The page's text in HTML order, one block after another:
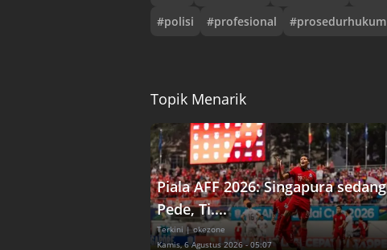
#polisi #profesional #prosedurhukum
Topik Menarik
Piala AFF 2026: Singapura sedang
Pede, Ti....
Terkini | okezone
Kamis, 6 Agustus 2026 - 05:07